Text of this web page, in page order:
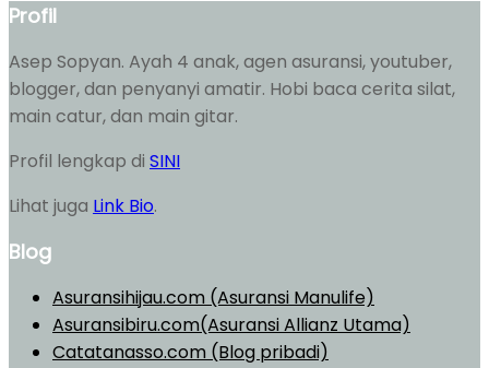
Profil
Asep Sopyan. Ayah 4 anak, agen asuransi, youtuber,
blogger, dan penyanyi amatir. Hobi baca cerita silat,
main catur, dan main gitar.
Profil lengkap di SINI
Lihat juga Link Bio.
Blog
Asuransihijau.com (Asuransi Manulife)
Asuransibiru.com(Asuransi Allianz Utama)
Catatanasso.com (Blog pribadi)